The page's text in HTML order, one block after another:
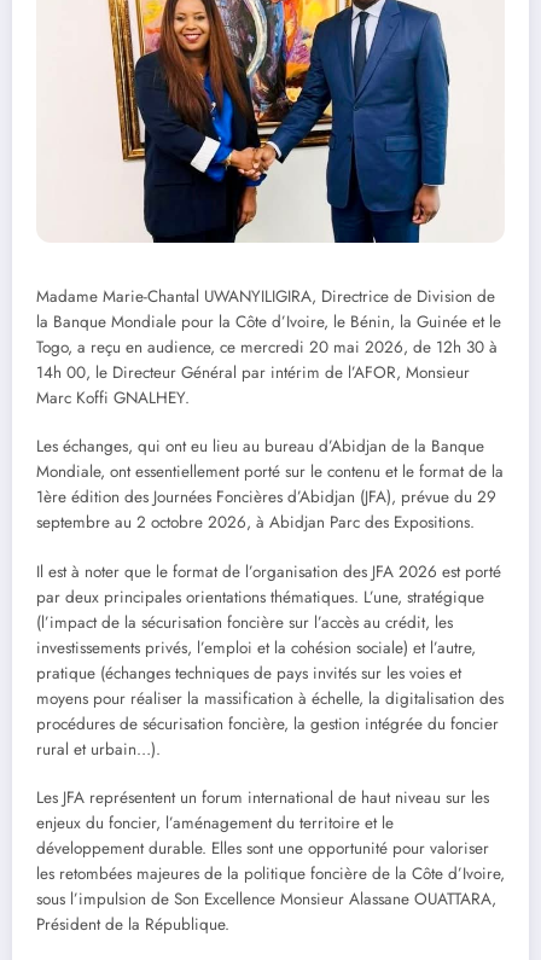
Madame Marie-Chantal UWANYILIGIRA, Directrice de Division de
la Banque Mondiale pour la Côte d’Ivoire, le Bénin, la Guinée et le
Togo, a reçu en audience, ce mercredi 20 mai 2026, de 12h 30 à
14h 00, le Directeur Général par intérim de l’AFOR, Monsieur
Marc Koffi GNALHEY.
Les échanges, qui ont eu lieu au bureau d’Abidjan de la Banque
Mondiale, ont essentiellement porté sur le contenu et le format de la
1ère édition des Journées Foncières d’Abidjan (JFA), prévue du 29
septembre au 2 octobre 2026, à Abidjan Parc des Expositions.
Il est à noter que le format de l’organisation des JFA 2026 est porté
par deux principales orientations thématiques. L’une, stratégique
(l’impact de la sécurisation foncière sur l’accès au crédit, les
investissements privés, l’emploi et la cohésion sociale) et l’autre,
pratique (échanges techniques de pays invités sur les voies et
moyens pour réaliser la massification à échelle, la digitalisation des
procédures de sécurisation foncière, la gestion intégrée du foncier
rural et urbain…).
Les JFA représentent un forum international de haut niveau sur les
enjeux du foncier, l’aménagement du territoire et le
développement durable. Elles sont une opportunité pour valoriser
les retombées majeures de la politique foncière de la Côte d’Ivoire,
sous l’impulsion de Son Excellence Monsieur Alassane OUATTARA,
Président de la République.